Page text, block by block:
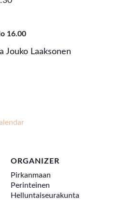
16.00
Jouko Laaksonen
ORGANIZER
Pirkanmaan
Perinteinen
Helluntaiseurakunta